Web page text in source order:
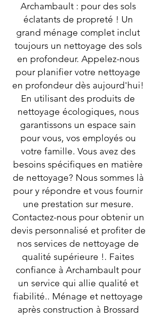
Archambault : pour des sols
éclatants de propreté ! Un
grand ménage complet inclut
toujours un nettoyage des sols
en profondeur. Appelez-nous
pour planifier votre nettoyage
en profondeur dès aujourd'hui!
En utilisant des produits de
nettoyage écologiques, nous
garantissons un espace sain
pour vous, vos employés ou
votre famille. Vous avez des
besoins spécifiques en matière
de nettoyage? Nous sommes là
pour y répondre et vous fournir
une prestation sur mesure.
Contactez-nous pour obtenir un
devis personnalisé et profiter de
nos services de nettoyage de
qualité supérieure !. Faites
confiance à Archambault pour
un service qui allie qualité et
fiabilité.. Ménage et nettoyage
après construction à Brossard